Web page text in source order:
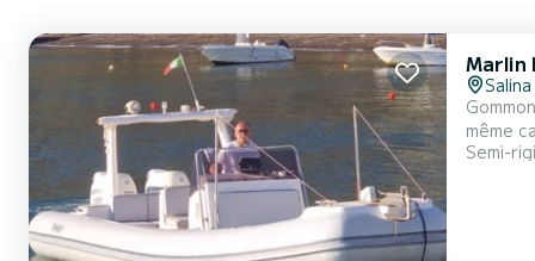
Marlin
même
la journée en
Semi-